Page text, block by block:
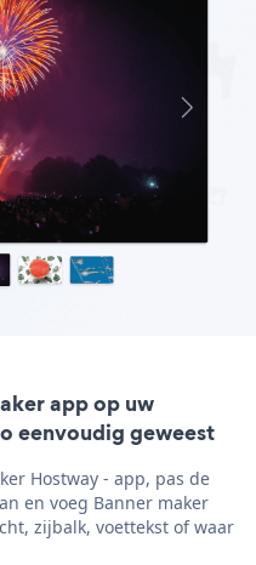
app op uw
eenvoudig geweest
Hostway - app, pas de
en voeg Banner maker
zijbalk, voettekst of waar